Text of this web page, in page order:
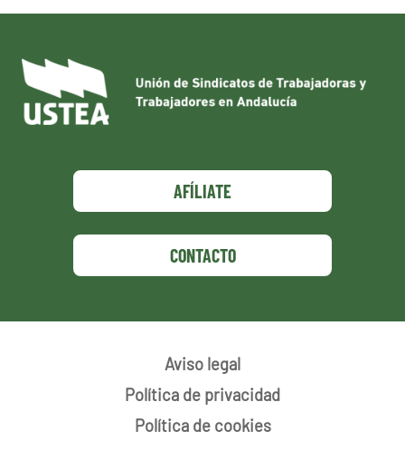
AFÍLIATE
CONTACTO
Aviso legal
Política de privacidad
Política de cookies